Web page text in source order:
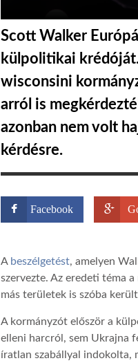
Scott Walker
külpolitikai
wisconsini
arról is
azonban nem volt
kérdésre.
Facebook
A beszélgetést, amelyen
szervezte. Az eredeti téma
más területek is szóba
A kormányzót először a
elleni harcról, sem Ukrajna
íratlan szabállyal indokolta,